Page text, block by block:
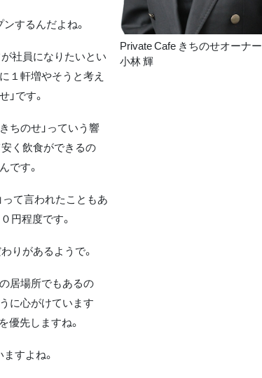
するんだよね。
社員になりたいとい
１軒増やそうと考え
です。
ちのせ」っていう響
く飲食ができるの
です。
て言われたこともあ
円程度です。
りがあるようで。
居場所でもあるの
に心がけています
優先しますね。
すよね。
Private Cafe きちのせオーナー
小林 輝